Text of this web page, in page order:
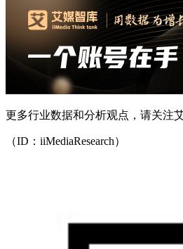
更多行业数据和分析观点，请关注
（ID：iiMediaResearch）